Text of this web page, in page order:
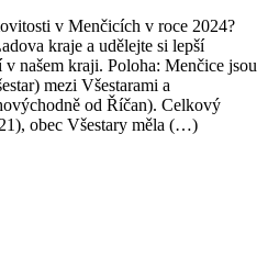
v Menčicích v roce 2024?
kraje a udělejte si lepší
našem kraji. Poloha: Menčice jsou
mezi Všestarami a
od Říčan). Celkový
obec Všestary měla (…)